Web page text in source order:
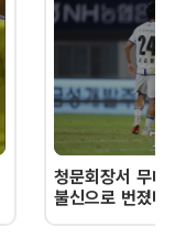
청문회장서 무너
불신으로 번졌